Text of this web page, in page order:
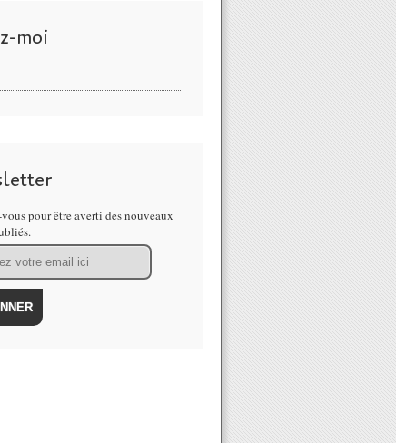
moi
pour être averti des nouveaux